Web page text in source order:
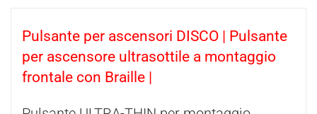
Pulsante per ascensori DISCO | Pulsante
per ascensore ultrasottile a montaggio
frontale con Braille |